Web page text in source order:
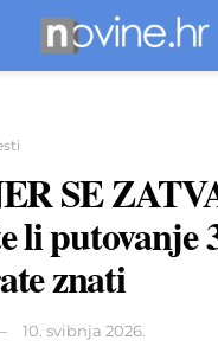
SE
li putovanje
znati
10. svibnja 2026.